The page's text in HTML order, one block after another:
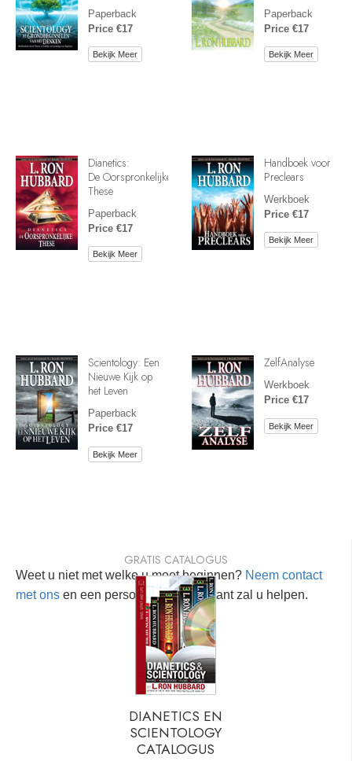
Paperback
Price €17
Bekijk Meer
Paperback
Price €17
Bekijk Meer
Dianetics:
De Oorspronkelijke
These
Paperback
Price €17
Bekijk Meer
Handboek voor
Preclears
Werkboek
Price €17
Bekijk Meer
Scientology: Een
Nieuwe Kijk op
het Leven
Paperback
Price €17
Bekijk Meer
ZelfAnalyse
Werkboek
Price €17
Bekijk Meer
Weet u niet met welke u moet beginnen? Neem contact
met ons en een persoonlijke consultant zal u helpen.
GRATIS CATALOGUS
DIANETICS EN
SCIENTOLOGY
CATALOGUS